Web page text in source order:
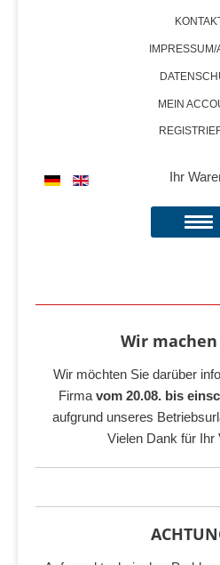
IMPRESSUM/
MEIN
Ihr
Wir
Wir möchten Sie darüber
Firma vom 20.08. bis
aufgrund unseres
Vielen Dank für Ihr